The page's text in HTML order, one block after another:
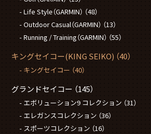
Life Style（GARMIN） （48）
Outdoor Casual（GARMIN） （13）
Running / Training（GARMIN） （55）
キングセイコー(KING SEIKO) （40）
キングセイコー （40）
グランドセイコー （145）
エボリューション9 コレクション （31）
エレガンスコレクション （36）
スポーツコレクション （16）